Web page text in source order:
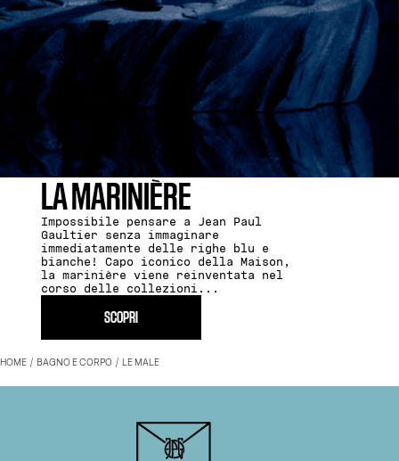
LA MARINIÈRE
Impossibile pensare a Jean Paul
Gaultier senza immaginare
immediatamente delle righe blu e
bianche! Capo iconico della Maison,
la marinière viene reinventata nel
corso delle collezioni...
SCOPRI
HOME BAGNO E CORPO LE MALE